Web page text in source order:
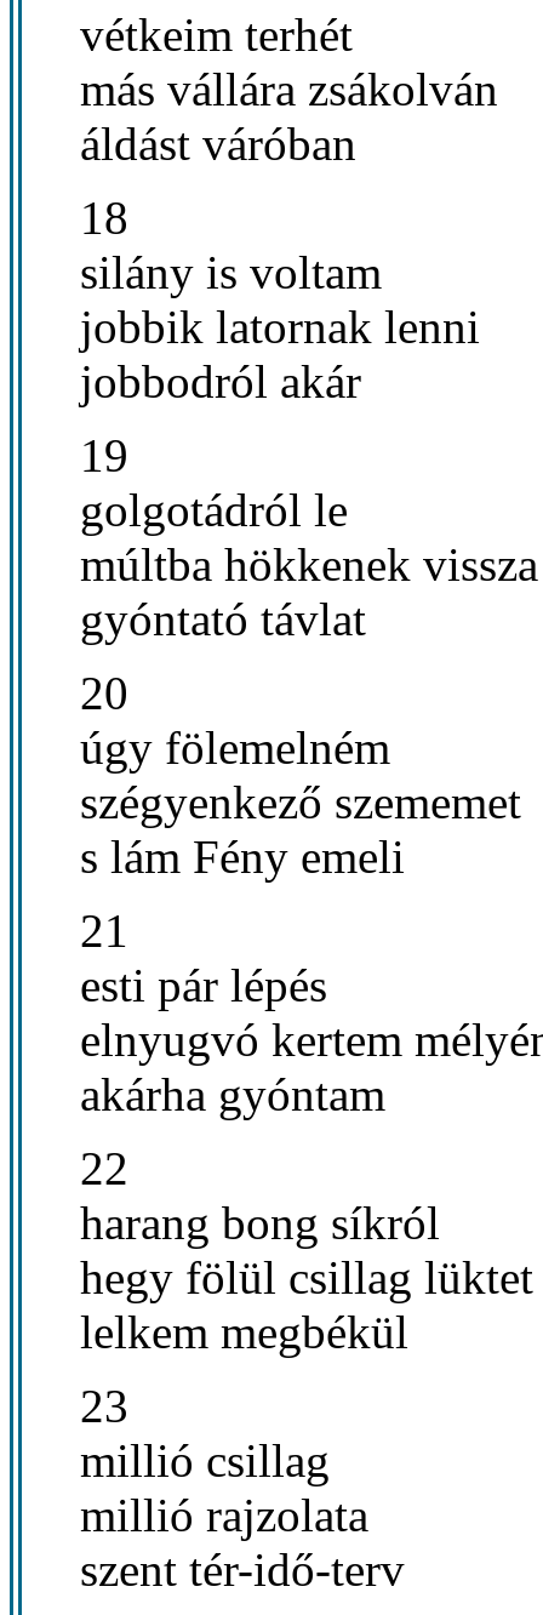
vétkeim terhét
más vállára zsákolván
áldást váróban
18
silány is voltam
jobbik latornak lenni
jobbodról akár
19
golgotádról le
múltba hökkenek vissza
gyóntató távlat
20
úgy fölemelném
szégyenkező szememet
s lám Fény emeli
21
esti pár lépés
elnyugvó kertem
akárha gyóntam
22
harang bong síkról
hegy fölül csillag lüktet
lelkem megbékül
23
millió csillag
millió rajzolata
szent tér-idő-terv